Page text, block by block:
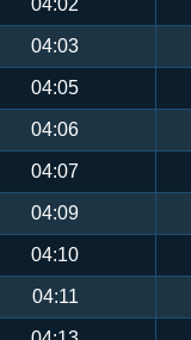
04:03
04:05
04:06
04:07
04:09
04:10
04:11